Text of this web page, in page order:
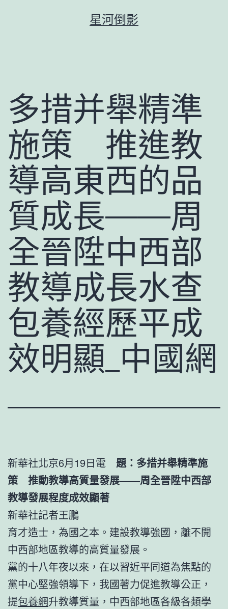
星河倒影
多措并舉精準
施策 推進教
導高東西的品
質成長——周
全晉陞中西部
教導成長水查
包養經歷平成
效明顯_中國網
新華社北京6月19日電 題：多措并舉精準施
策 推動教導高質量發展——周全晉陞中西部
教導發展程度成效顯著
新華社記者王鵬
育才造士，為國之本。建設教導強國，離不開
中西部地區教導的高質量發展。
黨的十八年夜以來，在以習近平同道為焦點的
黨中心堅強領導下，我國著力促進教導公正，
提包養網升教導質量，中西部地區各級各類學